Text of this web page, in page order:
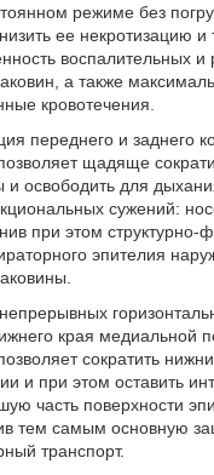
режиме без
ее некротизацию
воспалительных и
а также
кровотечения.
переднего и заднего
щадяще
и освободить для
сужений:
при этом структурно-
эпителия
края медиальной
сократить
и при этом оставить
часть поверхности
тем самым основную
транспорт.